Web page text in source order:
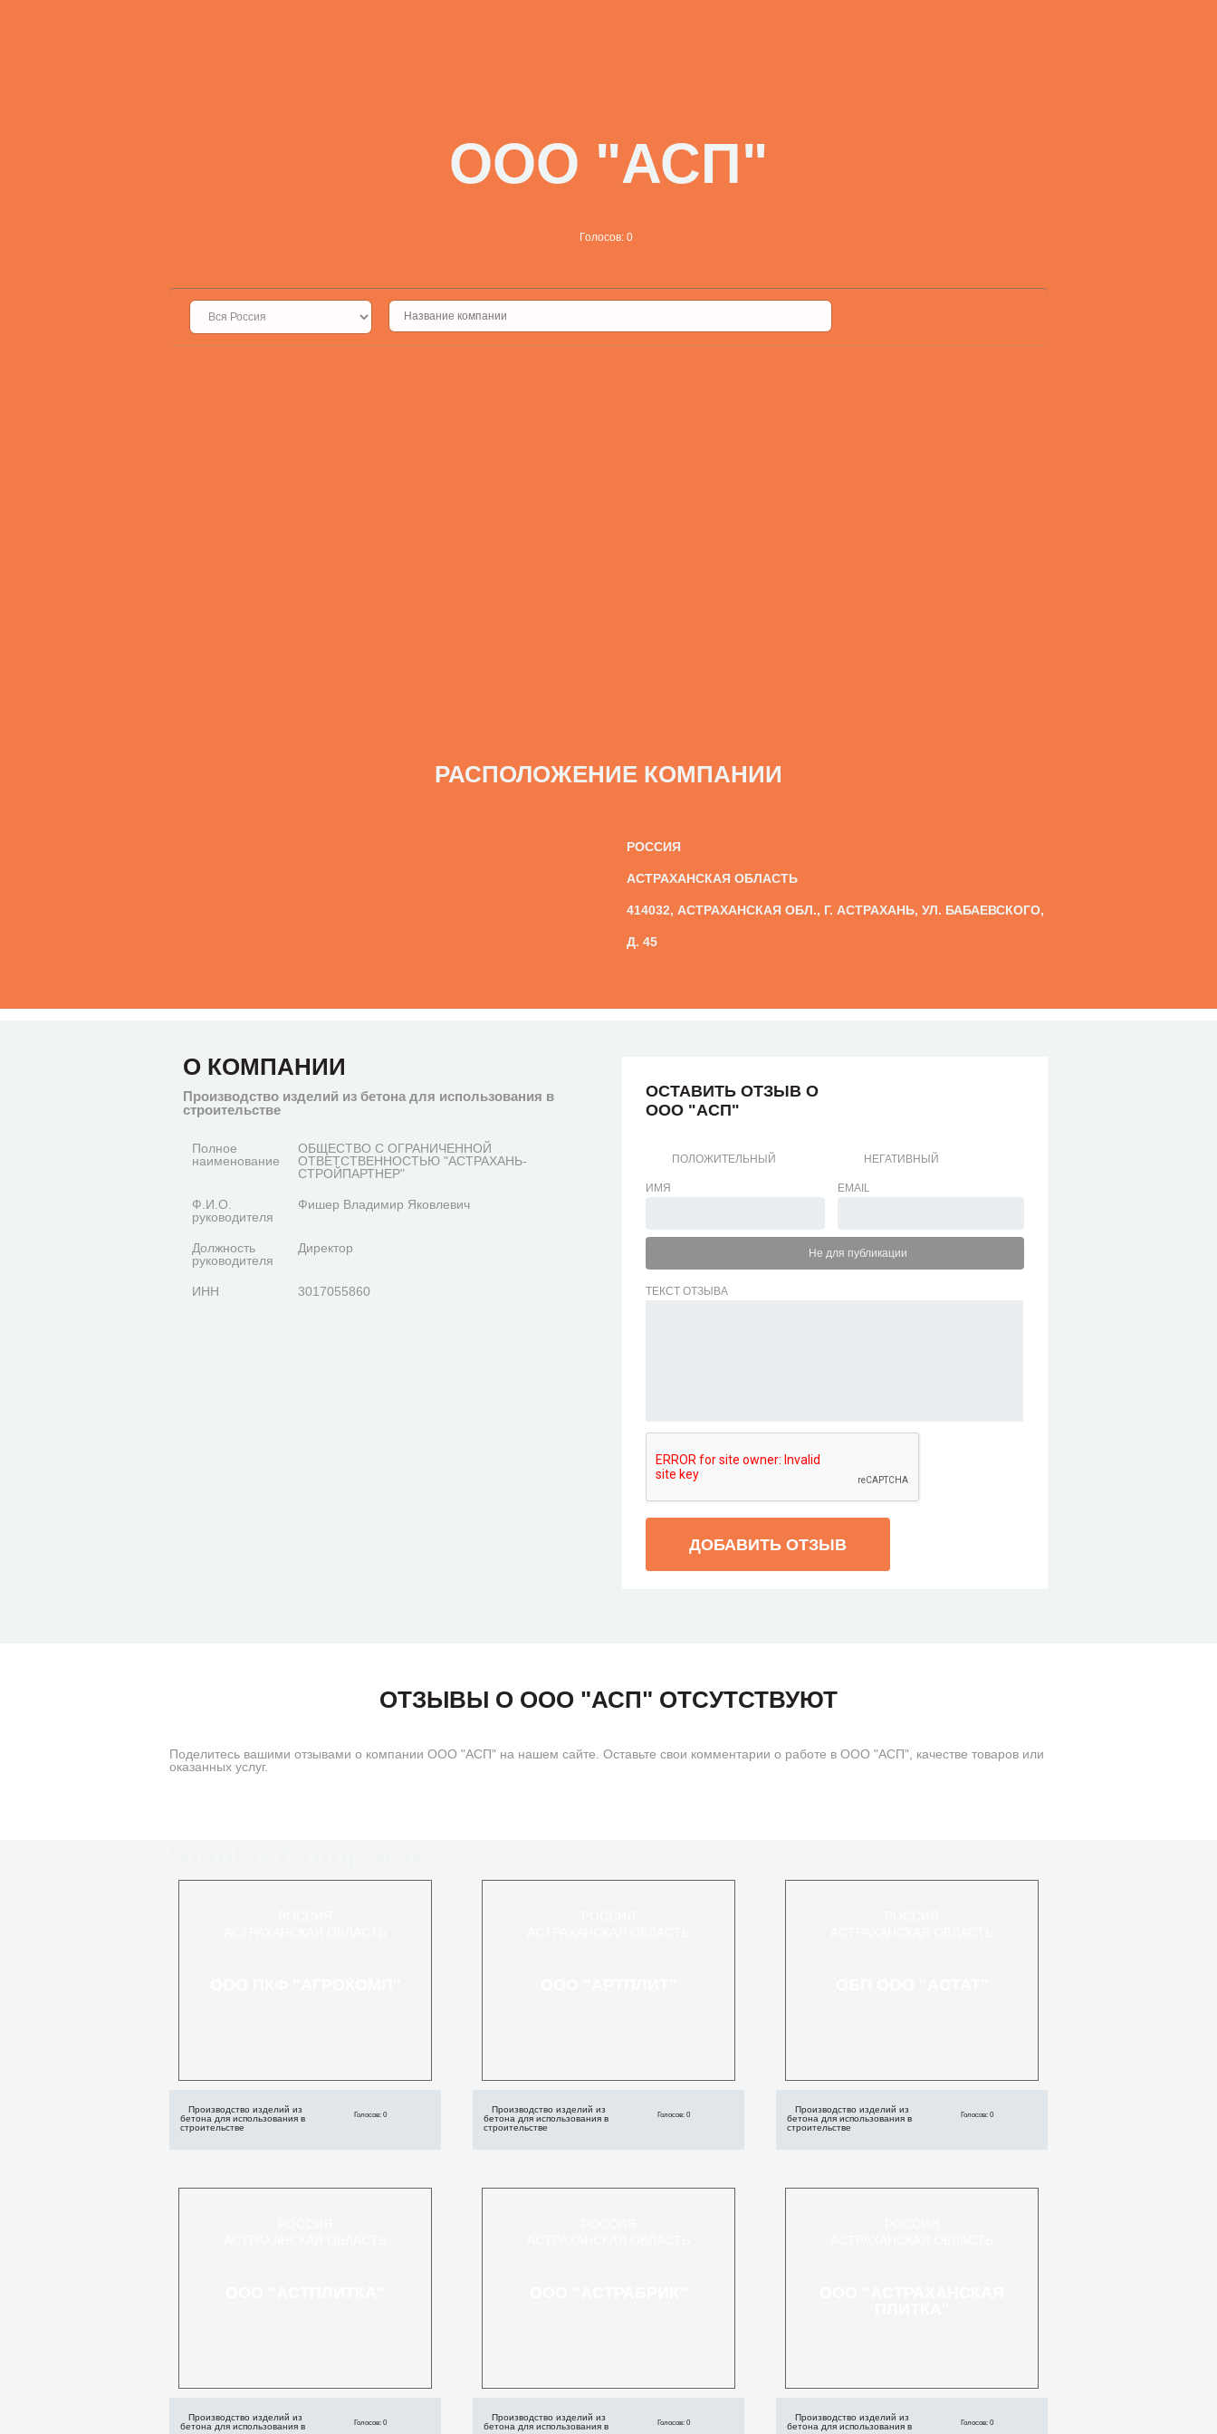
ООО "АСП"
Голосов: 0
РАСПОЛОЖЕНИЕ КОМПАНИИ
РОССИЯ
АСТРАХАНСКАЯ ОБЛАСТЬ
414032, АСТРАХАНСКАЯ ОБЛ., Г. АСТРАХАНЬ, УЛ. БАБАЕВСКОГО,
Д. 45
О КОМПАНИИ
Производство изделий из бетона для использования в
строительстве
Полное
наименование
ОБЩЕСТВО С ОГРАНИЧЕННОЙ
ОТВЕТСТВЕННОСТЬЮ "АСТРАХАНЬ-
СТРОЙПАРТНЕР"
Ф.И.О.
руководителя
Фишер Владимир Яковлевич
Должность
руководителя
Директор
ИНН 3017055860
ОСТАВИТЬ ОТЗЫВ О
ООО "АСП"
ПОЛОЖИТЕЛЬНЫЙ НЕГАТИВНЫЙ
ИМЯ EMAIL
Не для публикации
ТЕКСТ ОТЗЫВА
ДОБАВИТЬ ОТЗЫВ
ОТЗЫВЫ О ООО "АСП" ОТСУТСТВУЮТ
Поделитесь вашими отзывами о компании ООО "АСП" на нашем сайте. Оставьте свои комментарии о работе в ООО "АСП", качестве товаров или
оказанных услуг.
Производство изделий из
бетона для использования в
строительстве
Голосов: 0
Производство изделий из
бетона для использования в
строительстве
Голосов: 0
Производство изделий из
бетона для использования в
строительстве
Голосов: 0
Производство изделий из
бетона для использования в
Голосов: 0
Производство изделий из
бетона для использования в
Голосов: 0
Производство изделий из
бетона для использования в
Голосов: 0